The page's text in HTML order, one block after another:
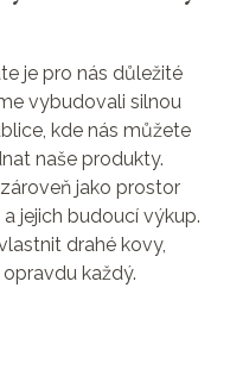
je pro nás důležité
vybudovali silnou
kde nás můžete
naše produkty.
jako prostor
jejich budoucí výkup.
drahé kovy,
každý.